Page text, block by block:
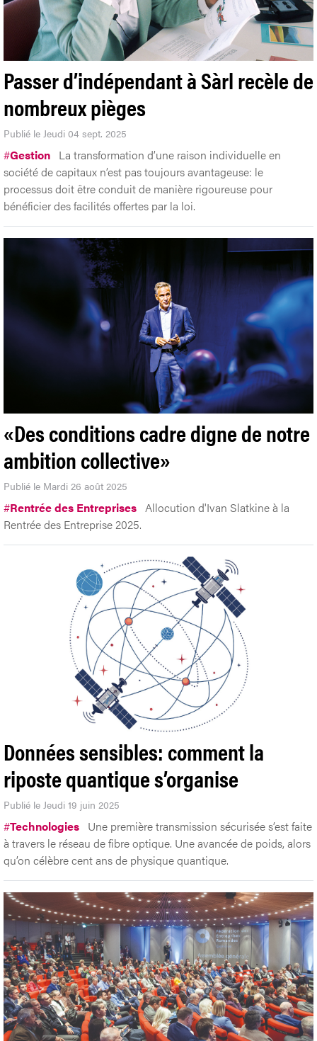
Passer d’indépendant à Sàrl recèle de
nombreux pièges
Publié le Jeudi 04 sept. 2025
#Gestion La transformation d’une raison individuelle en
société de capitaux n’est pas toujours avantageuse: le
processus doit être conduit de manière rigoureuse pour
bénéficier des facilités offertes par la loi.
«Des conditions cadre digne de notre
ambition collective»
Publié le Mardi 26 août 2025
#Rentrée des Entreprises Allocution d'Ivan Slatkine à la
Rentrée des Entreprise 2025.
Données sensibles: comment la
riposte quantique s’organise
Publié le Jeudi 19 juin 2025
#Technologies Une première transmission sécurisée s’est faite
à travers le réseau de fibre optique. Une avancée de poids, alors
qu’on célèbre cent ans de physique quantique.